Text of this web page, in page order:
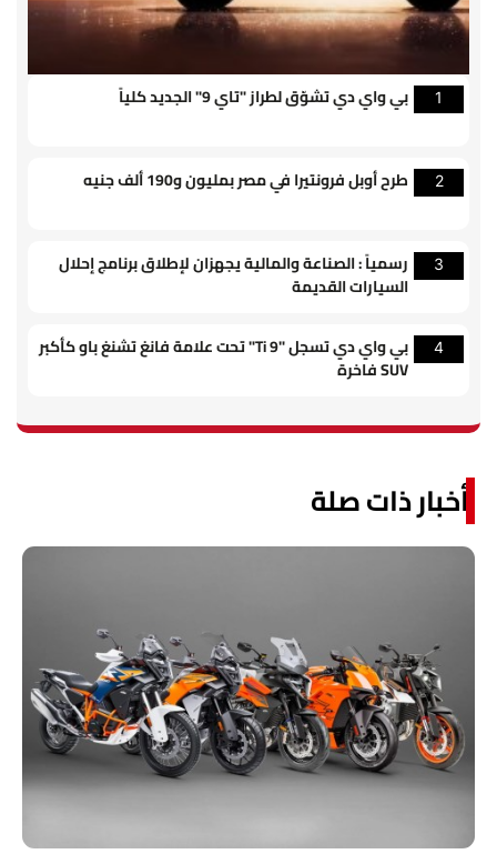
1 بي واي دي تشوّق لطراز "تاي 9" الجديد كلياً
2 طرح أوبل فرونتيرا في مصر بمليون و190 ألف جنيه
3
رسمياً : الصناعة والمالية يجهزان لإطلاق برنامج إحلال
السيارات القديمة
4
بي واي دي تسجل "Ti 9" تحت علامة فانغ تشنغ باو كأكبر
SUV فاخرة
أخبار ذات صلة